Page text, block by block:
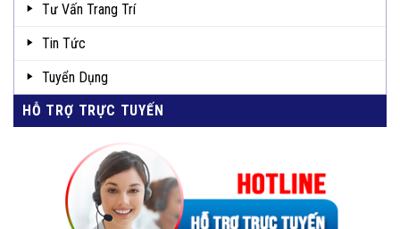
Tư Vấn Trang Trí
Tin Tức
Tuyển Dụng
HỖ TRỢ TRỰC TUYẾN